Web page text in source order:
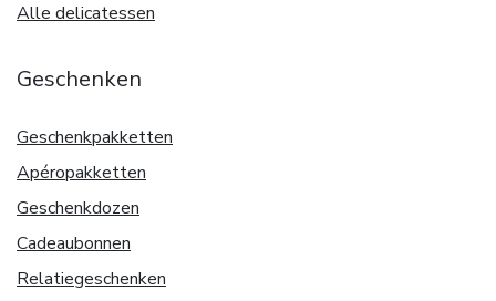
Alle delicatessen
Geschenken
Geschenkpakketten
Apéropakketten
Geschenkdozen
Cadeaubonnen
Relatiegeschenken